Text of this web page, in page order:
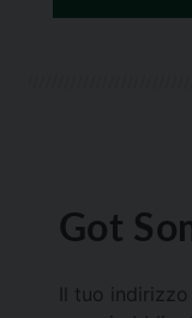
Got
Il tuo